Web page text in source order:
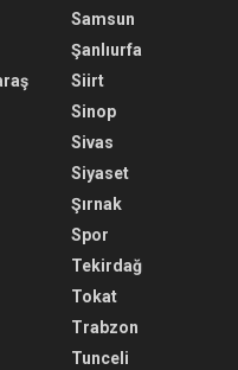
Samsun
Şanlıurfa
Siirt
Sinop
Sivas
Siyaset
Şırnak
Spor
Tekirdağ
Tokat
Trabzon
Tunceli